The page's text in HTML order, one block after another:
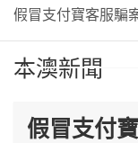
假冒支付寶客服騙
本澳新聞
假冒支付